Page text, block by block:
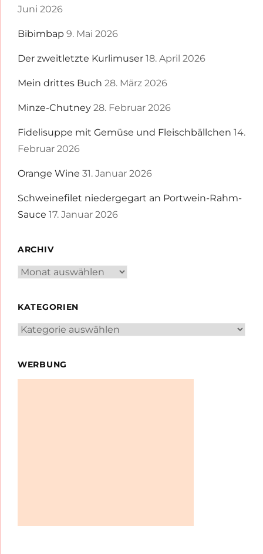
Juni 2026
Bibimbap 9. Mai 2026
Der zweitletzte Kurlimuser 18. April 2026
Mein drittes Buch 28. März 2026
Minze-Chutney 28. Februar 2026
Fidelisuppe mit Gemüse und Fleischbällchen 14.
Februar 2026
Orange Wine 31. Januar 2026
Schweinefilet niedergegart an Portwein-Rahm-
Sauce 17. Januar 2026
ARCHIV
Archiv
KATEGORIEN
Kategorien
WERBUNG